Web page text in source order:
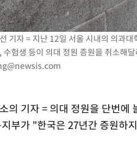
기자 = 지난 12일 서울 시내의 의과
험생 등이 의대 정원 증원을 취소해
의 기자 = 의대 정원을 단번에
부가 "한국은 27년간 증원하